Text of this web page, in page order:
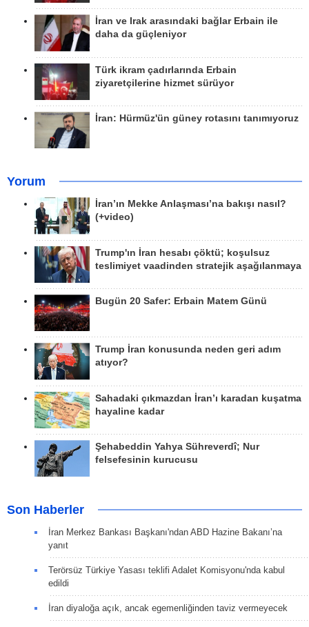
İran ve Irak arasındaki bağlar Erbain ile
daha da güçleniyor
Türk ikram çadırlarında Erbain
ziyaretçilerine hizmet sürüyor
İran: Hürmüz'ün güney rotasını tanımıyoruz
Yorum
İran’ın Mekke Anlaşması’na bakışı nasıl?
(+video)
Trump'ın İran hesabı çöktü; koşulsuz
teslimiyet vaadinden stratejik aşağılanmaya
Bugün 20 Safer: Erbain Matem Günü
Trump İran konusunda neden geri adım
atıyor?
Sahadaki çıkmazdan İran’ı karadan kuşatma
hayaline kadar
Şehabeddin Yahya Sühreverdî; Nur
felsefesinin kurucusu
Son Haberler
İran Merkez Bankası Başkanı'ndan ABD Hazine Bakanı’na
yanıt
Terörsüz Türkiye Yasası teklifi Adalet Komisyonu'nda kabul
edildi
İran diyaloğa açık, ancak egemenliğinden taviz vermeyecek